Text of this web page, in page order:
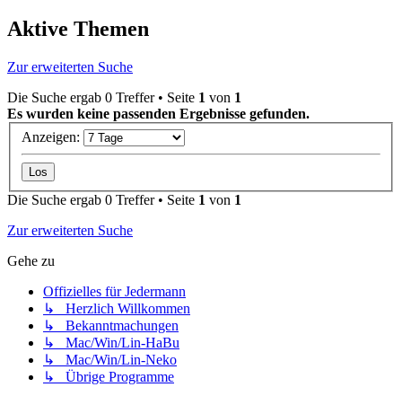
Aktive Themen
Zur erweiterten Suche
Die Suche ergab 0 Treffer • Seite 1 von 1
Es wurden keine passenden Ergebnisse gefunden.
Anzeigen:
Die Suche ergab 0 Treffer • Seite 1 von 1
Zur erweiterten Suche
Gehe zu
Offizielles für Jedermann
↳ Herzlich Willkommen
↳ Bekanntmachungen
↳ Mac/Win/Lin-HaBu
↳ Mac/Win/Lin-Neko
↳ Übrige Programme